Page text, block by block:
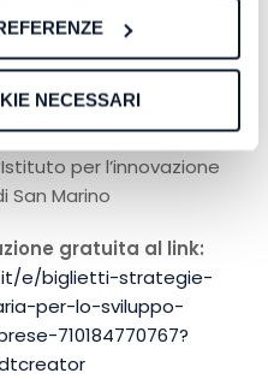
NECESSARI
della Repubblica di San
con:
Istituto per l’innovazione
San Marino
gratuita al link:
e/biglietti-strategie-
per-lo-sviluppo-
710184770767?